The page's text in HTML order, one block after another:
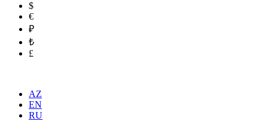
$
€
₽
₺
£
AZ
EN
RU